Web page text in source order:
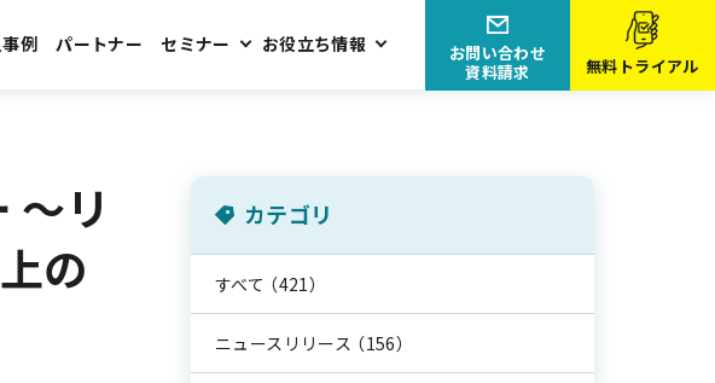
例 パートナー セミナー お役立ち情報
無料トライアル
お問い合わせ
資料請求
～リ
の
カテゴリ
すべて （421）
ニュースリリース （156）